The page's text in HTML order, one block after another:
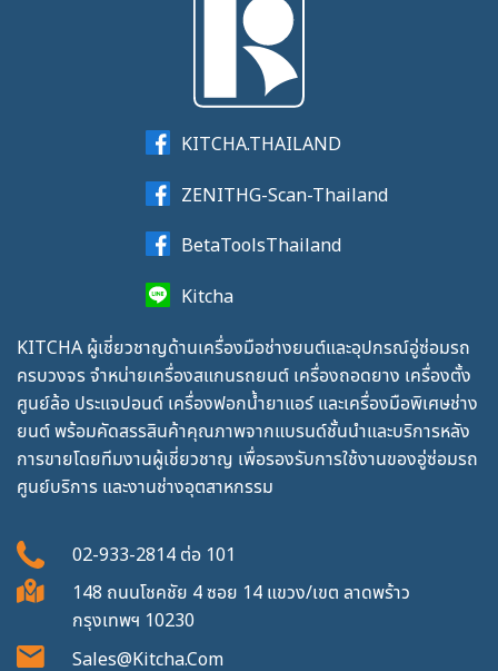
KITCHA.THAILAND
ZENITHG-Scan-Thailand
BetaToolsThailand
Kitcha
KITCHA ผู้เชี่ยวชาญด้านเครื่องมือช่างยนต์และอุปกรณ์อู่ซ่อมรถ
ครบวงจร จำหน่ายเครื่องสแกนรถยนต์ เครื่องถอดยาง เครื่องตั้ง
ศูนย์ล้อ ประแจปอนด์ เครื่องฟอกน้ำยาแอร์ และเครื่องมือพิเศษช่าง
ยนต์ พร้อมคัดสรรสินค้าคุณภาพจากแบรนด์ชั้นนำและบริการหลัง
การขายโดยทีมงานผู้เชี่ยวชาญ เพื่อรองรับการใช้งานของอู่ซ่อมรถ
ศูนย์บริการ และงานช่างอุตสาหกรรม
02-933-2814 ต่อ 101
148 ถนนโชคชัย 4 ซอย 14 แขวง/เขต ลาดพร้าว
กรุงเทพฯ 10230
Sales@kitcha.com